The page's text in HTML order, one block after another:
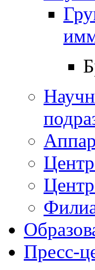
Пресс-